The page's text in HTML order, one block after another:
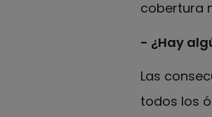
cobertura
- ¿Hay
Las
todos los